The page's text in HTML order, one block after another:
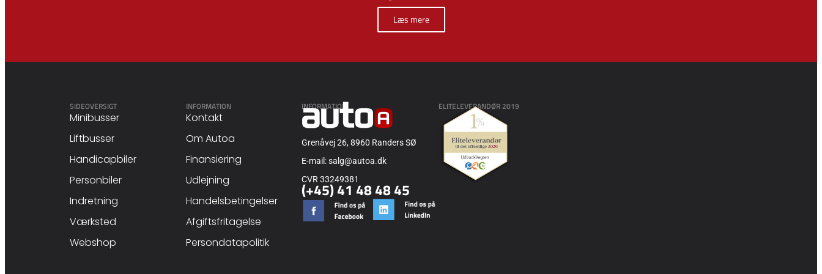
Læs mere
SIDEOVERSIGT
Minibusser
Liftbusser
Handicapbiler
Personbiler
Indretning
Værksted
Webshop
INFORMATION
Kontakt
Om Autoa
Finansiering
Udlejning
Handelsbetingelser
Afgiftsfritagelse
Persondatapolitik
INFORMATION
Grenåvej 26, 8960 Randers SØ
E-mail: salg@autoa.dk
CVR 33249381
(+45) 41 48 48 45
ELITELEVERANDØR 2019